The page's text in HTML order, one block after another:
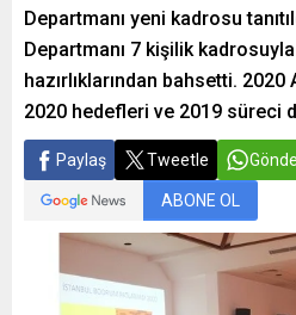
Departmanı yeni kadrosu
Departmanı 7 kişilik
hazırlıklarından bahsetti. 2020
2020 hedefleri ve 2019 süreci
Paylaş Tweetle
ABONE OL